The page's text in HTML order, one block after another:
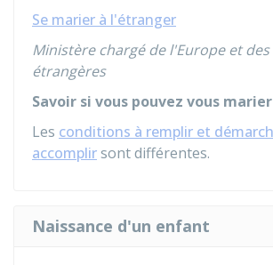
Se marier à l'étranger
Ministère chargé de l'Europe et
étrangères
Savoir si vous pouvez vous
Les conditions à remplir et
accomplirsont différentes.
Naissance d'un enfant